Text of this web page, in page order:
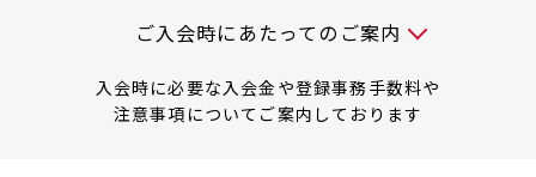
入会時には以下の料金が必要です
ご入会時にあたってのご案内
入会時に必要な入会金や登録事務手数料や
注意事項についてご案内しております